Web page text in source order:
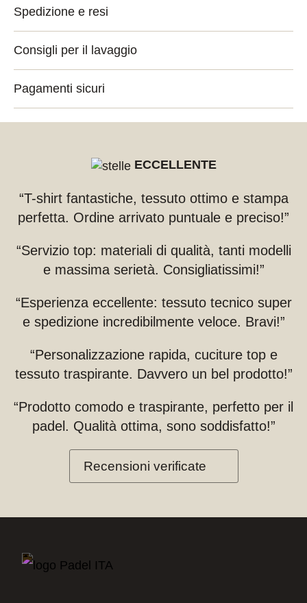
Spedizione e resi
Consigli per il lavaggio
Pagamenti sicuri
ECCELLENTE
“T-shirt fantastiche, tessuto ottimo e stampa
perfetta. Ordine arrivato puntuale e preciso!”
“Servizio top: materiali di qualità, tanti modelli
e massima serietà. Consigliatissimi!”
“Esperienza eccellente: tessuto tecnico super
e spedizione incredibilmente veloce. Bravi!”
“Personalizzazione rapida, cuciture top e
tessuto traspirante. Davvero un bel prodotto!”
“Prodotto comodo e traspirante, perfetto per il
padel. Qualità ottima, sono soddisfatto!”
Recensioni verificate